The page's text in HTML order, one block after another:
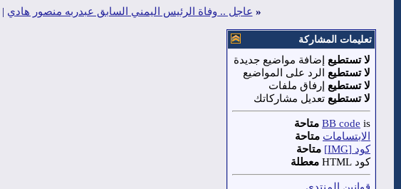
« عاجل .. وفاة الرئيس اليمني السابق عبدربه منصور هادي |
تعليمات المشاركة
لا تستطيع إضافة مواضيع جديدة
لا تستطيع الرد على المواضيع
لا تستطيع إرفاق ملفات
لا تستطيع تعديل مشاركاتك
BB code is
متاحة
الابتسامات متاحة
كود [IMG]
متاحة
كود HTML
معطلة